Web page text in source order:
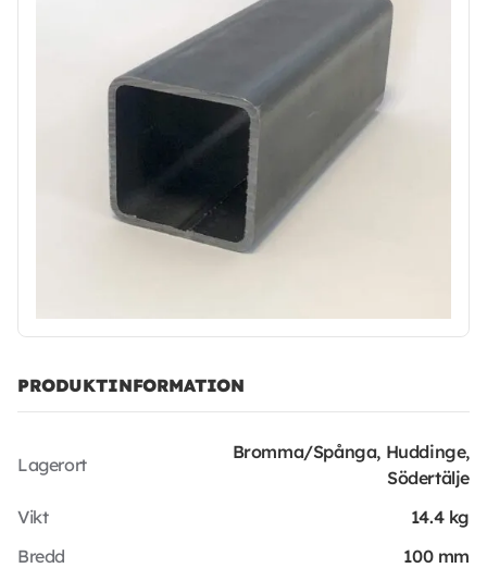
PRODUKTINFORMATION
Lagerort
Bromma/Spånga, Huddinge,
Södertälje
Vikt
14.4 kg
Bredd
100 mm